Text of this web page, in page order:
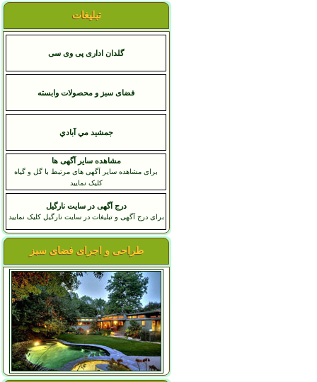
تبلیغات
گلدان اداری پی وی سی
فضای سبز و محصولات وابسته
جمشيد مي آبادي
مشاهده سایر آگهی ها
برای مشاهده سایر آگهی های مرتبط با گل و گیاه
کلیک نمایید
درج آگهی در سایت نارگیل
برای درج آگهی و تبلیغات در سایت نارگیل کلیک نمایید
طراحی و اجرای فضای سبز